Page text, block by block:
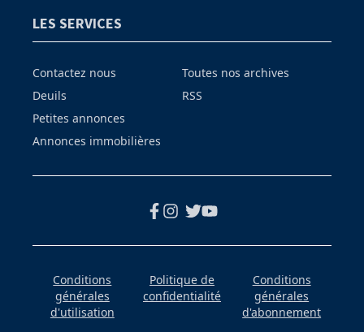
LES SERVICES
Contactez nous
Deuils
Petites annonces
Annonces immobilières
Toutes nos archives
RSS
Conditions
générales
d'utilisation
Politique de
confidentialité
Conditions
générales
d'abonnement